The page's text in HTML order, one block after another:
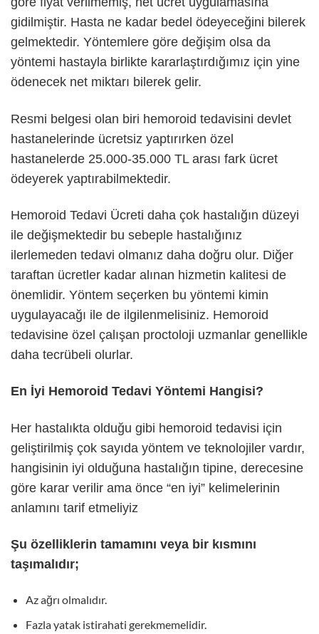
gidilmiştir. Hasta ne kadar bedel ödeyeceğini bilerek
gelmektedir. Yöntemlere göre değişim olsa da
yöntemi hastayla birlikte kararlaştırdığımız için yine
ödenecek net miktarı bilerek gelir.
Resmi belgesi olan biri hemoroid tedavisini devlet
hastanelerinde ücretsiz yaptırırken özel
hastanelerde 25.000-35.000 TL arası fark ücret
ödeyerek yaptırabilmektedir.
Hemoroid Tedavi Ücreti daha çok hastalığın düzeyi
ile değişmektedir bu sebeple hastalığınız
ilerlemeden tedavi olmanız daha doğru olur. Diğer
taraftan ücretler kadar alınan hizmetin kalitesi de
önemlidir. Yöntem seçerken bu yöntemi kimin
uygulayacağı ile de ilgilenmelisiniz. Hemoroid
tedavisine özel çalışan proctoloji uzmanlar genellikle
daha tecrübeli olurlar.
En İyi Hemoroid Tedavi Yöntemi Hangisi?
Her hastalıkta olduğu gibi hemoroid tedavisi için
geliştirilmiş çok sayıda yöntem ve teknolojiler vardır,
hangisinin iyi olduğuna hastalığın tipine, derecesine
göre karar verilir ama önce “en iyi” kelimelerinin
anlamını tarif etmeliyiz
Şu özelliklerin tamamını veya bir kısmını
taşımalıdır;
Az ağrı olmalıdır.
Fazla yatak istirahati gerekmemelidir.